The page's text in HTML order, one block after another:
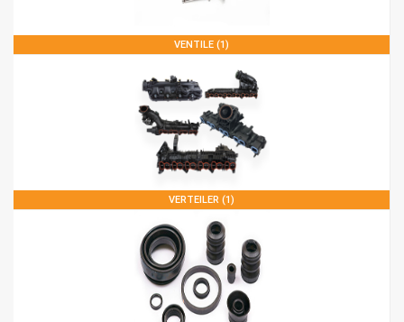
VENTILE (1)
VERTEILER (1)